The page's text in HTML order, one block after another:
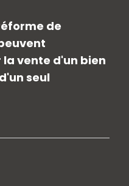
de
vente d'un bien
seul